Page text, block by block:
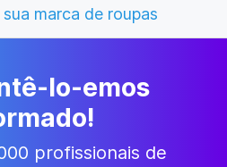
marca de roupas
lo-emos
profissionais de